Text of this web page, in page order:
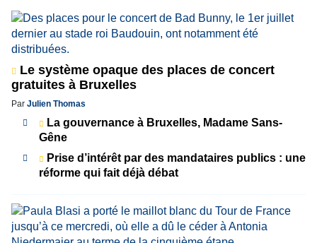
Le système opaque des places de concert
gratuites à Bruxelles
Par Julien Thomas
La gouvernance à Bruxelles, Madame Sans-
Gêne
Prise d’intérêt par des mandataires publics : une
réforme qui fait déjà débat